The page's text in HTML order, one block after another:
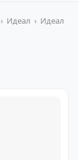
› Идеал › Идеал